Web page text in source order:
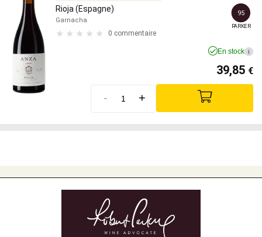
Rioja (Espagne)
Garnacha
0 commentaire
95
PARKER
En stock i
39,85 €
- +